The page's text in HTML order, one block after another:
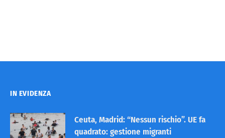
IN EVIDENZA
Ceuta, Madrid: “Nessun rischio”. UE fa
quadrato: gestione migranti